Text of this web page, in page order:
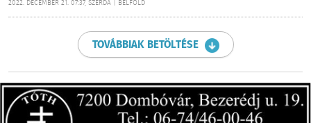
2022. DECEMBER 21. 07:37, SZERDA | BELFÖLD
TOVÁBBIAK BETÖLTÉSE